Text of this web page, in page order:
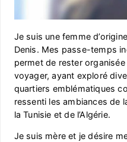
Je suis une femme
Denis. Mes passe-temps
permet de rester organisée
voyager, ayant exploré
quartiers emblématiques
ressenti les ambiances de
la Tunisie et de l’Algérie.
Je suis mère et je désire